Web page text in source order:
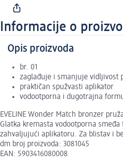
Informacije o
Opis proizvoda
br. 01
zaglađuje i smanjuje vidljivost
praktičan spužvasti aplikator
vodootporna i dugotrajna
EVELINE Wonder Match bronzer
Glatka kremasta vodootporna
zahvaljujući aplikatoru. Za blistav i
dm broj proizvoda: 3081045
EAN: 5903416080008